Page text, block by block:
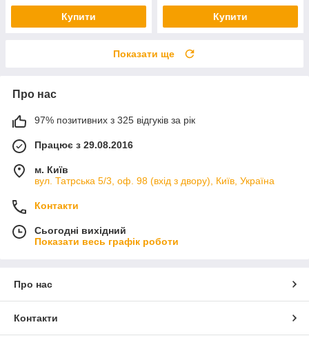
Купити Купити
Показати ще
Про нас
97% позитивних з 325 відгуків за рік
Працює з 29.08.2016
м. Київ
вул. Татрська 5/3, оф. 98 (вхід з двору), Київ, Україна
Контакти
Сьогодні вихідний
Показати весь графік роботи
Про нас
Контакти